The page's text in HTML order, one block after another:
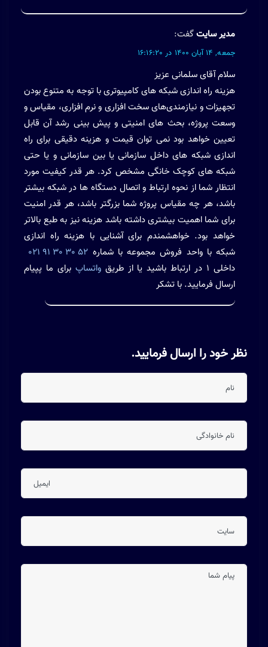
مدیر سایتگفت:
جمعه, 14 آبان 1400 در 16:16:20
سلام آقای سلمانی عزیز
هزینه راه اندازی شبکه های کامپیوتریبا توجه به متنوع بودن
تجهیزات و نیازمندی‌های سخت افزاری و نرم افزاری، مقیاس و
وسعت پروژه، بحث های امنیتی و پیش بینی رشد آن قابل
تعیین خواهد بود نمی توان قیمت و هزینه دقیقی برای راه
اندازی شبکه های داخل سازمانی یا بین سازمانی و یا حتی
شبکه های کوچک خانگی مشخص کرد. هر قدر کیفیت مورد
انتظار شما از نحوه ارتباط و اتصال دستگاه ها در شبکه بیشتر
باشد، هر چه مقیاس پروژه شما بزرگتر باشد، هر قدر امنیت
برای شما اهمیت بیشتری داشته باشد هزینه نیز به طبع بالاتر
خواهد بود. خواهشمندم برای آشنایی با هزینه راه اندازی
شبکه با واحد فروش مجموعه با شماره 52 30 30 91 021
داخلی 1 در ارتباط باشید یا از طریق
واتساپ برای ما پپیام
ارسال فرمایید. با تشکر
نظر خود را ارسال فرمایید.